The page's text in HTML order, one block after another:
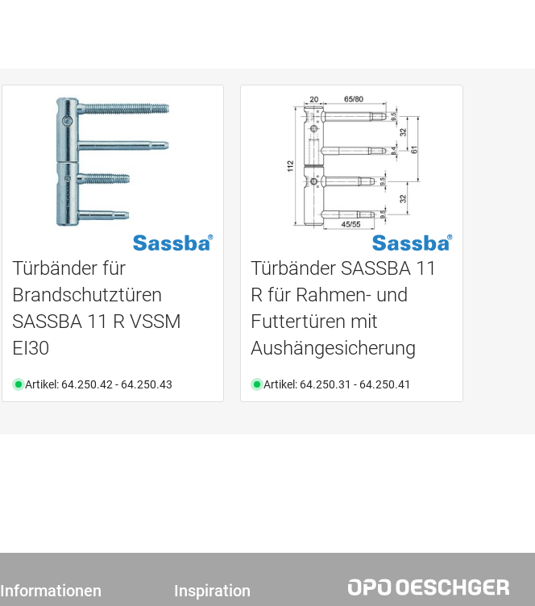
Türbänder für
Brandschutztüren
SASSBA 11 R VSSM
EI30
Artikel: 64.250.42 - 64.250.43
Türbänder SASSBA 11
R für Rahmen- und
Futtertüren mit
Aushängesicherung
Artikel: 64.250.31 - 64.250.41
Informationen Inspiration